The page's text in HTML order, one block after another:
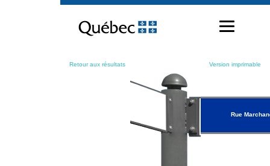
contenu
Retour aux résultats Version imprimable
Rue